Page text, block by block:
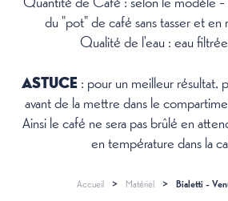
du "pot" de café sans tasser et en
Qualité de l'eau : eau
ASTUCE: pour un meilleur résultat,
avant de la mettre dans le
Ainsi le café ne sera pas brûlé en
en température dans la
Accueil > Matériel > Bialetti -